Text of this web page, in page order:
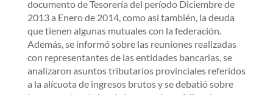
documento de Tesorería del período Diciembre de
2013 a Enero de 2014, como así también, la deuda
que tienen algunas mutuales con la federación.
Además, se informó sobre las reuniones realizadas
con representantes de las entidades bancarias, se
analizaron asuntos tributarios provinciales referidos
a la alícuota de ingresos brutos y se debatió sobre